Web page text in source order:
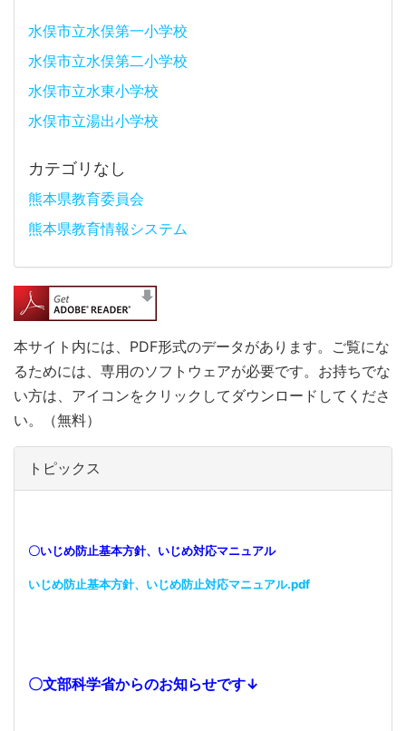
水俣市立水俣第一小学校
水俣市立水俣第二小学校
水俣市立水東小学校
水俣市立湯出小学校
カテゴリなし
熊本県教育委員会
熊本県教育情報システム
本サイト内には、PDF形式のデータがあります。ご覧にな
るためには、専用のソフトウェアが必要です。お持ちでな
い方は、アイコンをクリックしてダウンロードしてくださ
い。（無料）
トピックス
〇いじめ防止基本方針、いじめ対応マニュアル
いじめ防止基本方針、いじめ防止対応マニュアル.pdf
〇文部科学省からのお知らせです↓